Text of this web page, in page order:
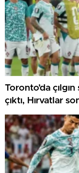
Toronto’da
çıktı, Hırvatlar